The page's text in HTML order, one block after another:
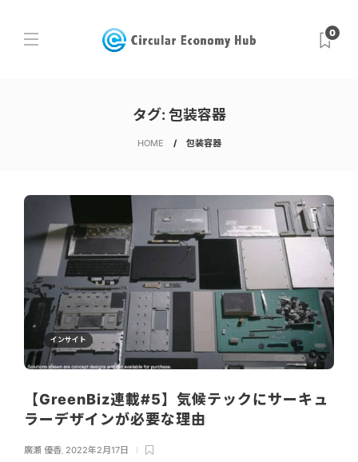
0
タグ: 包装容器
HOME 包装容器
インサイト
【GreenBiz連載#5】気候テックにサーキュ
ラーデザインが必要な理由
廣瀬 優香, 2022年2月17日